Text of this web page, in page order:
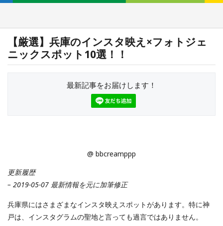
【厳選】兵庫のインスタ映え×フォトジェ
ニックスポット10選！！
最新記事をお届けします！
@ bbcreamppp
更新履歴
– 2019-05-07 最新情報を元に加筆修正
兵庫県にはさまざまなインスタ映えスポットがあります。特に神
戸は、インスタグラムの聖地と言っても過言ではありません。